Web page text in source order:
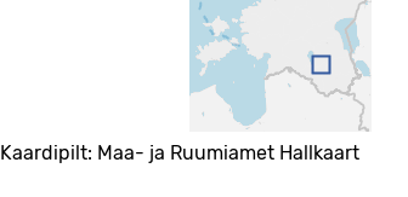
Kaardipilt: Maa- ja Ruumiamet Hallkaart